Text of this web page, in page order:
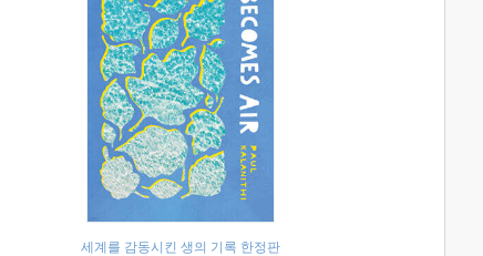
세계를 감동시킨 생의 기록 한정판